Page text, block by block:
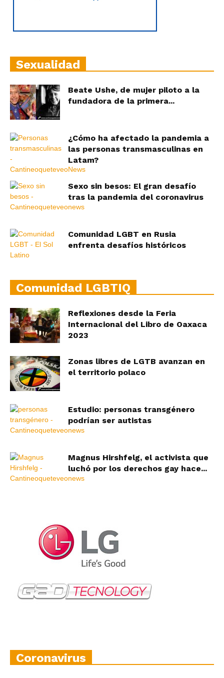
Sexualidad
Beate Ushe, de mujer piloto a la
fundadora de la primera...
¿Cómo ha afectado la pandemia a
las personas transmasculinas en
Latam?
Sexo sin besos: El gran desafío
tras la pandemia del coronavirus
Comunidad LGBT en Rusia
enfrenta desafíos históricos
Comunidad LGBTIQ
Reflexiones desde la Feria
Internacional del Libro de Oaxaca
2023
Zonas libres de LGTB avanzan en
el territorio polaco
Estudio: personas transgénero
podrían ser autistas
Magnus Hirshfelg, el activista que
luchó por los derechos gay hace...
Coronavirus